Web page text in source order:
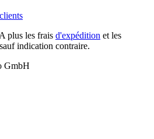
plus les frais d'expédition et les
indication contraire.
GmbH